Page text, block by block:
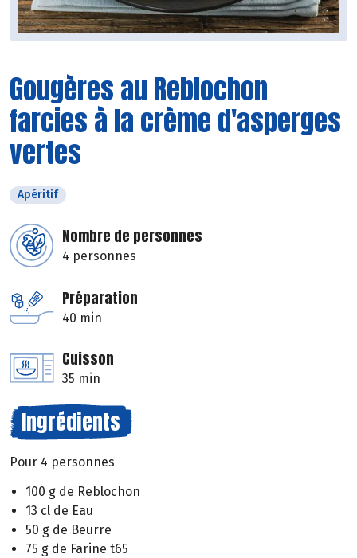
Gougères au Reblochon
farcies à la crème d'asperges
vertes
Apéritif
Nombre de personnes
4 personnes
Préparation
40 min
Cuisson
35 min
Ingrédients
Pour 4 personnes
100 g de Reblochon
13 cl de Eau
50 g de Beurre
75 g de Farine t65